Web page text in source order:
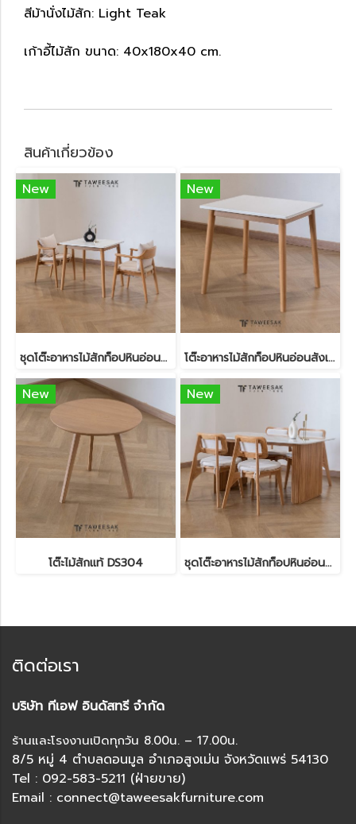
สีม้านั่งไม้สัก: Light Teak
เก้าอี้ไม้สัก ขนาด: 40x180x40 cm.
สินค้าเกี่ยวข้อง
New
ชุดโต๊ะอาหารไม้สักท็อปหินอ่อนสังเคราะห์ DS300
New
โต๊ะอาหารไม้สักท็อปหินอ่อนสังเคราะห์ DS301
New
โต๊ะไม้สักแท้ DS304
New
ชุดโต๊ะอาหารไม้สักท็อปหินอ่อนสังเคราะห์ DS303
ติดต่อเรา
บริษัท ทีเอฟ อินดัสทรี จำกัด
ร้านและโรงงานเปิดทุกวัน 8.00น. – 17.00น.
8/5 หมู่ 4 ตำบลดอนมูล อำเภอสูงเม่น จังหวัดแพร่ 54130
Tel : 092-583-5211 (ฝ่ายขาย)
Email : connect@taweesakfurniture.com